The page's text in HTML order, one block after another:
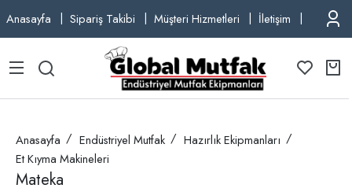
Anasayfa Sipariş Takibi Müşteri Hizmetleri İletişim TEL:
Anasayfa Endüstriyel Mutfak
Hazırlık Ekipmanları
Et Kıyma Makineleri
Mateka